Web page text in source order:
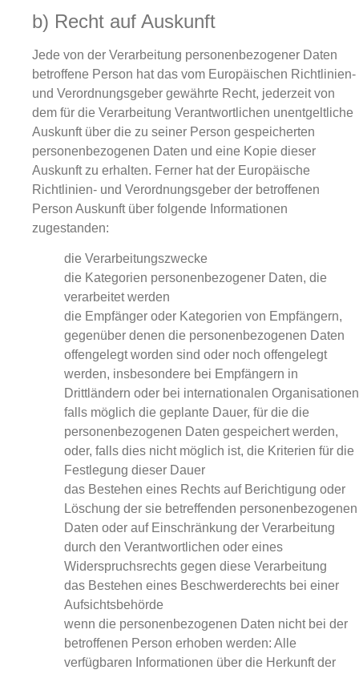
b) Recht auf Auskunft
Jede von der Verarbeitung personenbezogener Daten
betroffene Person hat das vom Europäischen Richtlinien-
und Verordnungsgeber gewährte Recht, jederzeit von
dem für die Verarbeitung Verantwortlichen unentgeltliche
Auskunft über die zu seiner Person gespeicherten
personenbezogenen Daten und eine Kopie dieser
Auskunft zu erhalten. Ferner hat der Europäische
Richtlinien- und Verordnungsgeber der betroffenen
Person Auskunft über folgende Informationen
zugestanden:
die Verarbeitungszwecke
die Kategorien personenbezogener Daten, die
verarbeitet werden
die Empfänger oder Kategorien von Empfängern,
gegenüber denen die personenbezogenen Daten
offengelegt worden sind oder noch offengelegt
werden, insbesondere bei Empfängern in
Drittländern oder bei internationalen Organisationen
falls möglich die geplante Dauer, für die die
personenbezogenen Daten gespeichert werden,
oder, falls dies nicht möglich ist, die Kriterien für die
Festlegung dieser Dauer
das Bestehen eines Rechts auf Berichtigung oder
Löschung der sie betreffenden personenbezogenen
Daten oder auf Einschränkung der Verarbeitung
durch den Verantwortlichen oder eines
Widerspruchsrechts gegen diese Verarbeitung
das Bestehen eines Beschwerderechts bei einer
Aufsichtsbehörde
wenn die personenbezogenen Daten nicht bei der
betroffenen Person erhoben werden: Alle
verfügbaren Informationen über die Herkunft der